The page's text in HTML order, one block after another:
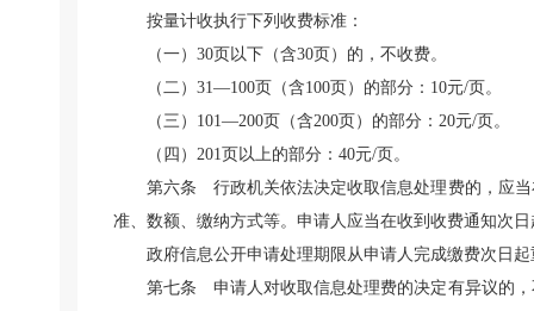
按量计收执行下列收费标准：
（一）30页以下（含30页）的，不收费。
（二）31—100页（含100页）的部分：10元/页。
（三）101—200页（含200页）的部分：20元/页。
（四）201页以上的部分：40元/页。
第六条 行政机关依法决定收取信息处理费的，应
准、数额、缴纳方式等。申请人应当在收到收费通知次
政府信息公开申请处理期限从申请人完成缴费次日
第七条 申请人对收取信息处理费的决定有异议的